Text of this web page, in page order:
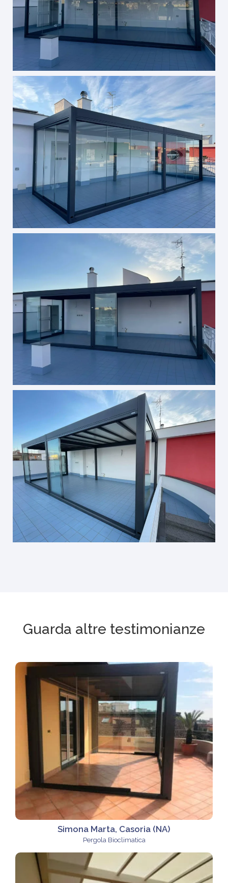
Guarda altre testimonianze
Simona Marta, Casoria (NA)
Pergola Bioclimatica